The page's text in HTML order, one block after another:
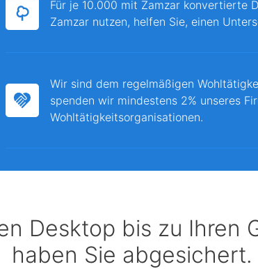
Für je 10.000 mit Zamzar konvertierte
Zamzar nutzen, helfen Sie, einen
Wir sind dem regelmäßigen
spenden wir mindestens 2% unseres
Wohltätigkeitsorganisationen.
Desktop bis zu Ihren
haben Sie abgesichert.